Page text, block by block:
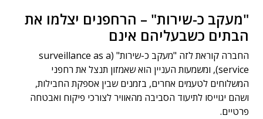
"מעקב כ-שירות" – הרחפנים יצלמו את
הבתים כשבעליהם אינם
החברה קוראת לזה "מעקב כ-שירות" (surveillance as a
service), ומשמעות העניין הוא שאמזון תנצל את רחפני
המשלוחים לטעמים אחרים, בזמנים שבין אספקת החבילות,
ושהם יגוייסו לתיעוד הסביבה מהאוויר לצורכי פיקוח ואבטחה
פרטיים.